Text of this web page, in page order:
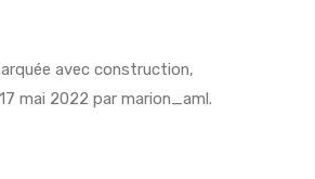
avec construction,
17 mai 2022 par marion_aml.